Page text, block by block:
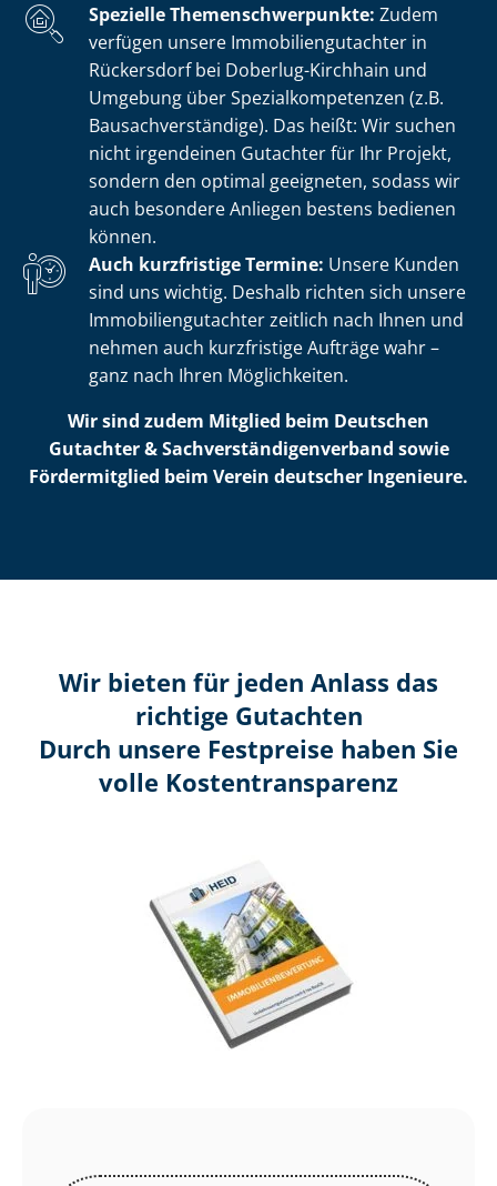
Spezielle The­men­schwer­punk­te: Zudem
verfügen unsere Im­mo­bi­li­en­gut­ach­ter in
Rückersdorf bei Doberlug-Kirchhain und
Umgebung über Spe­zi­al­kom­pe­ten­zen (z.B.
Bau­sach­ver­stän­di­ge). Das heißt: Wir suchen
nicht irgendeinen Gutachter für Ihr Projekt,
sondern den optimal geeigneten, sodass wir
auch besondere Anliegen bestens bedienen
können.
Auch kurzfristige Termine: Unsere Kunden
sind uns wichtig. Deshalb richten sich unsere
Im­mo­bi­li­en­gut­ach­ter zeitlich nach Ihnen und
nehmen auch kurzfristige Aufträge wahr –
ganz nach Ihren Möglichkeiten.
Wir sind zudem Mitglied beim Deutschen
Gutachter & Sach­ver­stän­di­gen­ver­band sowie
Fördermitglied beim Verein deutscher Ingenieure.
Wir bieten für jeden Anlass das
richtige Gutachten
Durch unsere Festpreise haben Sie
volle Kosten­transparenz